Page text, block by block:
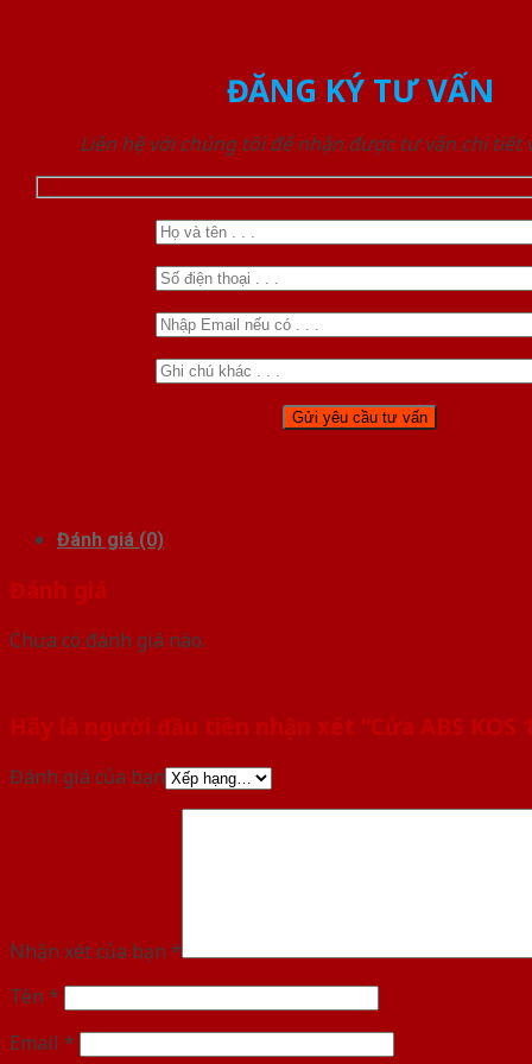
ĐĂNG KÝ TƯ VẤN
Liên hệ với chúng tôi để nhận được tư vấn chi tiết
Đánh giá (0)
Đánh giá
Chưa có đánh giá nào.
Hãy là người đầu tiên nhận xét “Cửa ABS KOS
Đánh giá của bạn
Nhận xét của bạn *
Tên *
Email *